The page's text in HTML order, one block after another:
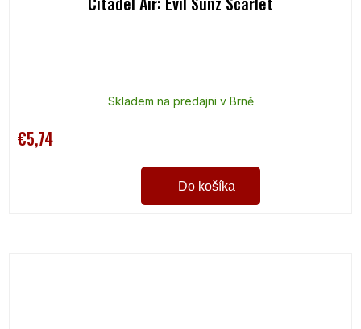
Skladem na predajni v Brně
€5,74
Do košíka